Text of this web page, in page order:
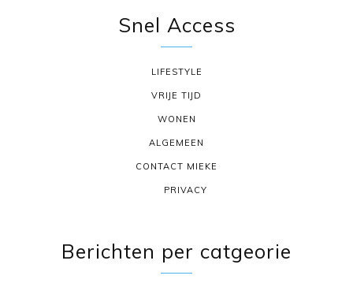
Snel Access
LIFESTYLE
VRIJE TIJD
WONEN
ALGEMEEN
CONTACT MIEKE
PRIVACY
Berichten per catgeorie